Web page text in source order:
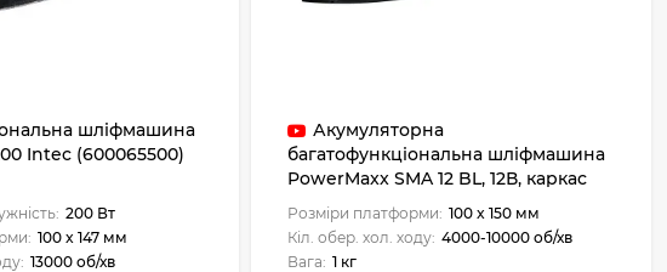
шліфмашина
Intec (600065500)
200 Вт
100 x 147 мм
13000 об/хв
Акумуляторна
багатофункціональна шліфмашина
PowerMaxx SMA 12 BL, 12В, каркас
(602037840)
Розміри платформи: 100 x 150 мм
Кіл. обер. хол. ходу: 4000-10000 об/хв
Вага: 1 кг